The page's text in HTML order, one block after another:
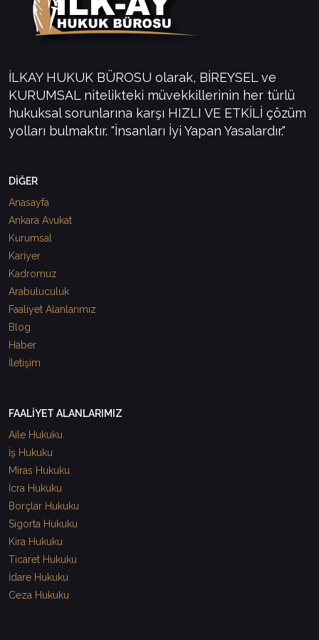
İLKAY HUKUK BÜROSU olarak, BİREYSEL ve
KURUMSAL nitelikteki müvekkillerinin her türlü
hukuksal sorunlarına karşı HIZLI VE ETKİLİ çözüm
yolları bulmaktır. "İnsanları İyi Yapan Yasalardır."
DİĞER
Anasayfa
Ankara Avukat
Kurumsal
Kariyer
Kadromuz
Arabuluculuk
Faaliyet Alanlarımız
Blog
Haber
İletişim
FAALİYET ALANLARIMIZ
Aile Hukuku
İş Hukuku
Miras Hukuku
İcra Hukuku
Borçlar Hukuku
Sigorta Hukuku
Kira Hukuku
Ticaret Hukuku
İdare Hukuku
Ceza Hukuku